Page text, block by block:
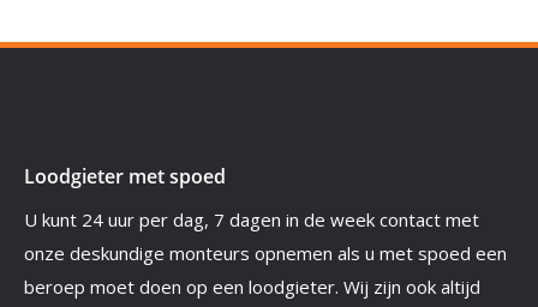
Loodgieter met spoed
U kunt 24 uur per dag, 7 dagen in de week contact met
onze deskundige monteurs opnemen als u met spoed een
beroep moet doen op een loodgieter. Wij zijn ook altijd